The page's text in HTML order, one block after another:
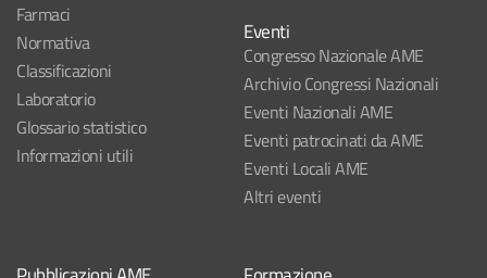
Farmaci
Normativa
Classificazioni
Laboratorio
Glossario statistico
Informazioni utili
Eventi
Congresso Nazionale AME
Archivio Congressi Nazionali
Eventi Nazionali AME
Eventi patrocinati da AME
Eventi Locali AME
Altri eventi